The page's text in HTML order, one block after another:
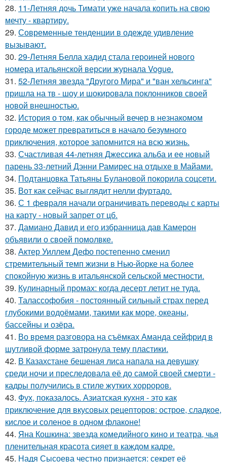
28. 11-Летняя дочь Тимати уже начала копить на свою
мечту - квартиру.
29. Современные тенденции в одежде удивление
вызывают.
30. 29-Летняя Белла хадид стала героиней нового
номера итальянской версии журнала Vogue.
31. 52-Летняя звезда "Другого Мира" и "ван хельсинга"
пришла на тв - шоу и шокировала поклонников своей
новой внешностью.
32. История о том, как обычный вечер в незнакомом
городе может превратиться в начало безумного
приключения, которое запомнится на всю жизнь.
33. Счастливая 44-летняя Джессика альба и ее новый
парень 33-летний Дэнни Рамирес на отдыхе в Майами.
34. Подтанцовка Татьяны Булановой покорила соцсети.
35. Вот как сейчас выглядит нелли фуртадо.
36. С 1 февраля начали ограничивать переводы с карты
на карту - новый запрет от цб.
37. Дамиано Давид и его избранница дав Камерон
объявили о своей помолвке.
38. Актер Уиллем Дефо постепенно сменил
стремительный темп жизни в Нью-йорке на более
спокойную жизнь в итальянской сельской местности.
39. Кулинарный промах: когда десерт летит не туда.
40. Талассофобия - постоянный сильный страх перед
глубокими водоёмами, такими как море, океаны,
бассейны и озёра.
41. Во время разговора на съёмках Аманда сейфрид в
шутливой форме затронула тему пластики.
42. В Казахстане бешеная лиса напала на девушку
среди ночи и преследовала её до самой своей смерти -
кадры получились в стиле жутких хорроров.
43. Фух, показалось. Азиатская кухня - это как
приключение для вкусовых рецепторов: острое, сладкое,
кислое и соленое в одном флаконе!
44. Яна Кошкина: звезда комедийного кино и театра, чья
пленительная красота сияет в каждом кадре.
45. Надя Сысоева честно признается: секрет её